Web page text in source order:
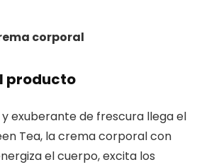
corporal
producto
exuberante de frescura llega el
Tea, la crema corporal con
el cuerpo, excita los